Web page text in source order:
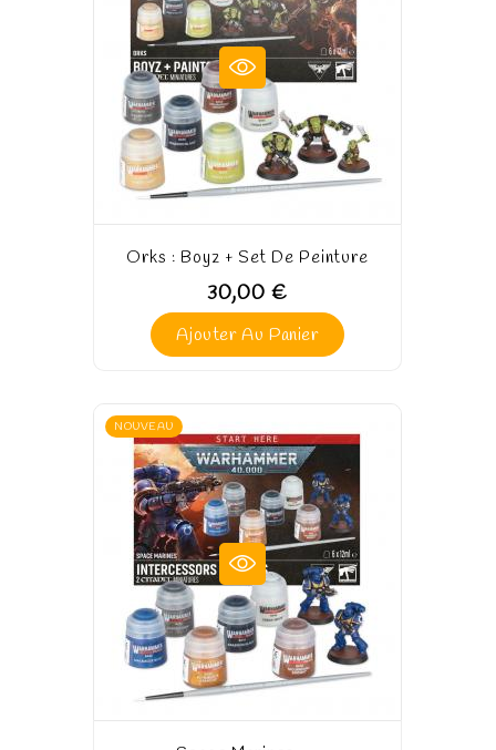
Orks : Boyz + Set De Peinture
30,00 €
Ajouter Au Panier
NOUVEAU